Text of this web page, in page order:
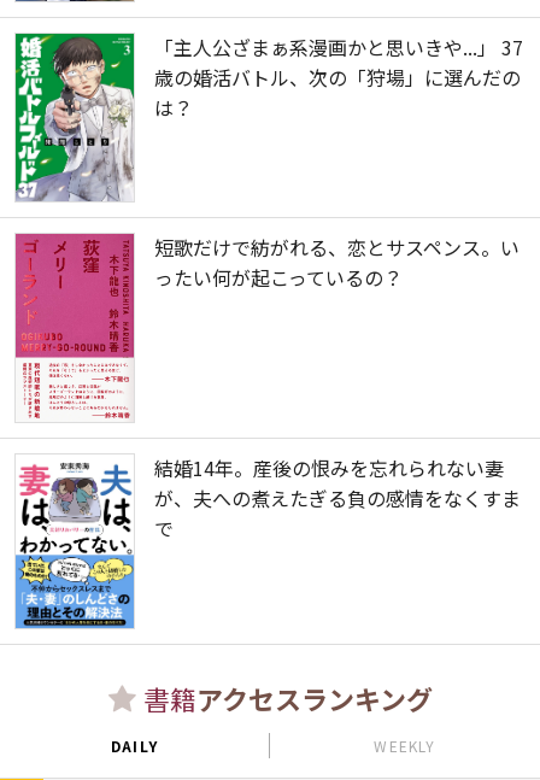
「主人公ざまぁ系漫画かと思いきや...」 37
歳の婚活バトル、次の「狩場」に選んだの
は？
短歌だけで紡がれる、恋とサスペンス。い
ったい何が起こっているの？
結婚14年。産後の恨みを忘れられない妻
が、夫への煮えたぎる負の感情をなくすま
で
書籍アクセスランキング
DAILY WEEKLY